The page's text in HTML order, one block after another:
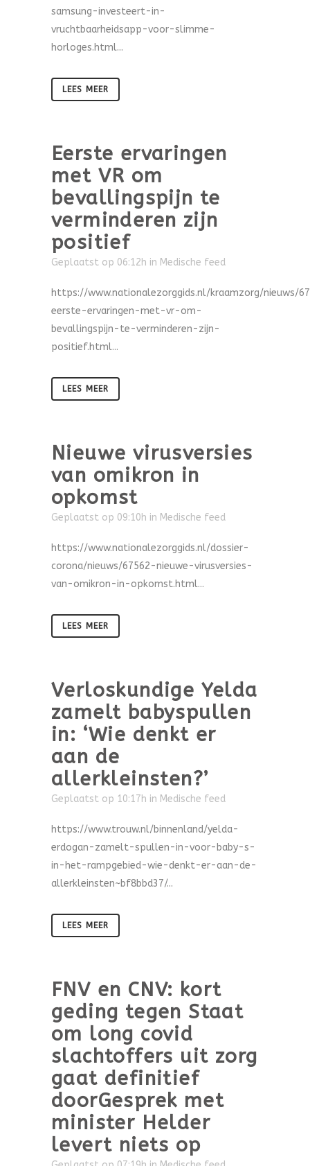
samsung-investeert-in-
vruchtbaarheidsapp-voor-slimme-
horloges.html...
LEES MEER
Eerste ervaringen
met VR om
bevallingspijn te
verminderen zijn
positief
Geplaatst op 06:12h in Medische feed
https://www.nationalezorggids.nl/kraamzorg/nieuws/
eerste-ervaringen-met-vr-om-
bevallingspijn-te-verminderen-zijn-
positief.html...
LEES MEER
Nieuwe virusversies
van omikron in
opkomst
Geplaatst op 09:10h in Medische feed
https://www.nationalezorggids.nl/dossier-
corona/nieuws/67562-nieuwe-virusversies-
van-omikron-in-opkomst.html...
LEES MEER
Verloskundige Yelda
zamelt babyspullen
in: ‘Wie denkt er
aan de
allerkleinsten?’
Geplaatst op 10:17h in Medische feed
https://www.trouw.nl/binnenland/yelda-
erdogan-zamelt-spullen-in-voor-baby-s-
in-het-rampgebied-wie-denkt-er-aan-de-
allerkleinsten~bf8bbd37/...
LEES MEER
FNV en CNV: kort
geding tegen Staat
om long covid
slachtoffers uit zorg
gaat definitief
doorGesprek met
minister Helder
levert niets op